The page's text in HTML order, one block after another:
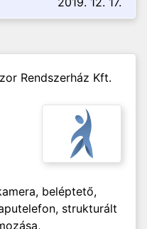
Rendszerház Kft.
beléptető,
strukturált